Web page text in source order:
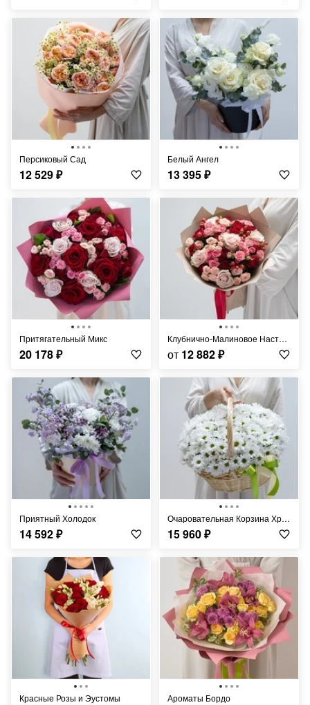
Персиковый Сад
12 529₽
Белый Ангел
13 395₽
Притягательный Микс
20 178₽
Клубнично-Малиновое Настроение
от 12 882₽
Приятный Холодок
14 592₽
Очаровательная Корзина Хризантем
15 960₽
Красные Розы и Эустомы Ароматы Бордо